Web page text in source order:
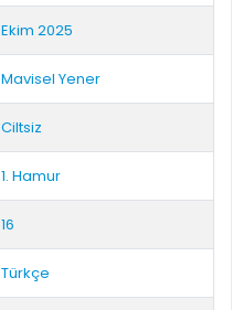
Ekim 2025
Mavisel Yener
Ciltsiz
1. Hamur
16
Türkçe